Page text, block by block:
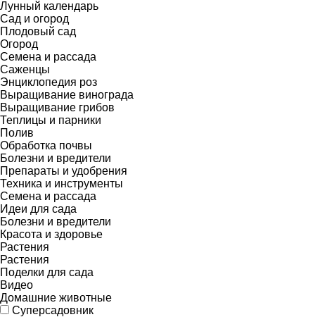
Лунный календарь
Сад и огород
Плодовый сад
Огород
Семена и рассада
Саженцы
Энциклопедия роз
Выращивание винограда
Выращивание грибов
Теплицы и парники
Полив
Обработка почвы
Болезни и вредители
Препараты и удобрения
Техника и инструменты
Семена и рассада
Идеи для сада
Болезни и вредители
Красота и здоровье
Растения
Растения
Поделки для сада
Видео
Домашние животные
Суперсадовник